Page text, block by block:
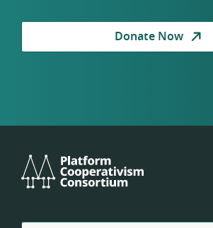
Donate Now
Cooperativism